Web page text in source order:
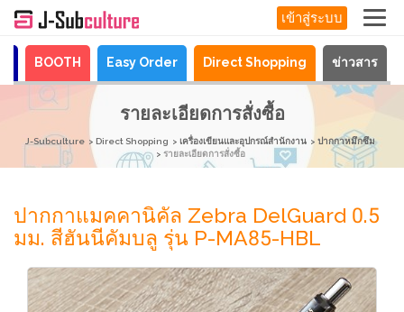
เข้าสู่ระบบ
BOOTH Easy Order Direct Shopping ข่าวสาร
รายละเอียดการสั่งซื้อ
J-Subculture Direct Shopping เครื่องเขียนและอุปกรณ์สำนักงาน
ปากกาหมึกซึม
รายละเอียดการสั่งซื้อ
ปากกาแมคคานิคัล Zebra DelGuard 0.5
มม. สีฮันนีคัมบลู รุ่น P-MA85-HBL